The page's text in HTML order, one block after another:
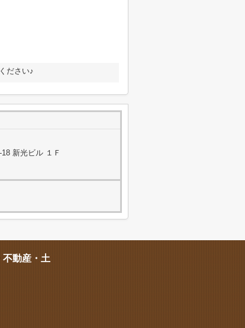
ださい♪
新光ビル １Ｆ
不動産・土